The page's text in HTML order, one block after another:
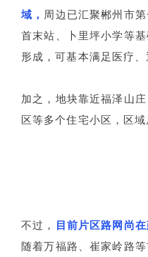
域， 周边已汇聚郴州市
首末站、卜里坪小学等
形成，可基本满足医疗、
加之，地块靠近福泽山
区等多个住宅小区，区域
不过， 目前片区路网尚
随着万福路、崔家岭路等